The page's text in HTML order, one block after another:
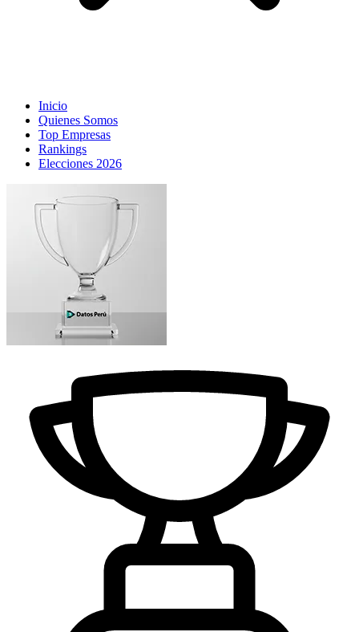
Inicio
Quienes Somos
Top Empresas
Rankings
Elecciones 2026